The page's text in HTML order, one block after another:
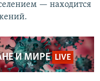
— находится
И МИРЕ LIVE